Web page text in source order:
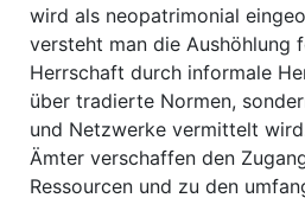
wird als neopatrimonial
versteht man die Aushöhlung
Herrschaft durch informale
über tradierte Normen,
und Netzwerke vermittelt
Ämter verschaffen den
Ressourcen und zu den